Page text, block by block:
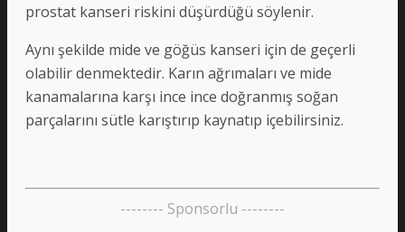
prostat kanseri riskini düşürdüğü söylenir.
Aynı şekilde mide ve göğüs kanseri için de geçerli
olabilir denmektedir. Karın ağrımaları ve mide
kanamalarına karşı ince ince doğranmış soğan
parçalarını sütle karıştırıp kaynatıp içebilirsiniz.
-------- Sponsorlu --------